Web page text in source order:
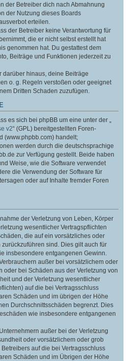
der Betreiber dich nach Abmahnung
der Nutzung dieses Boards
erteilen.
der Betreiber keine Verantwortung für
die er nicht selbst erstellt hat
genommen hat. Du gestattest dem
Beiträge und Funktionen jederzeit zu
darüber hinaus, deine Beiträge
o. g. Regeln verstoßen oder geeignet
Dritten Schaden zuzufügen.
es sich bei phpBB um eine unter der „
v2“ (GPL) bereitgestellten Foren-
(www.phpbb.com) handelt;
werden durch die deutschsprachige
zur Verfügung gestellt. Beide haben
Weise, wie die Software verwendet
die Verwendung der Software für
oder auf Inhalte fremder Foren
der Verletzung von Leben, Körper
wesentlicher Vertragspflichten
die auf ein vorsätzliches oder
sind. Dies gilt auch für
insbesondere entgangenen Gewinn.
außer bei vorsätzlichem oder
oder bei Schäden aus der Verletzung von
und der Verletzung wesentlicher
auf die bei Vertragsschluss
Schäden und im übrigen der Höhe
Durchschnittsschäden begrenzt. Dies
wie insbesondere entgangenen
außer bei der Verletzung
oder vorsätzlichem oder grob
auf die bei Vertragsschluss
Schäden und im Übrigen der Höhe